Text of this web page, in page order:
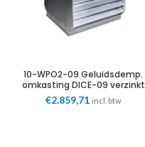
10-WPO2-09 Geluidsdemp.
omkasting DICE-09 verzinkt
B120xH174xD125cm Merford
€2.859,71 incl. btw